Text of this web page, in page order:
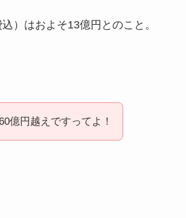
）はおよそ13億円とのこと。
億円越えですってよ！